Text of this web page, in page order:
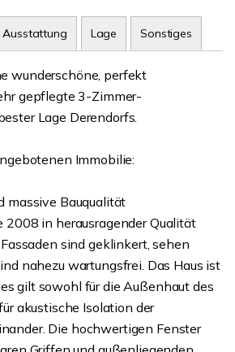
Ausstattung Lage Sonstiges
wunderschöne, perfekt
gepflegte 3-Zimmer-
Lage Derendorfs.
Immobilie:
massive Bauqualität
2008 in herausragender Qualität
sind geklinkert, sehen
nahezu wartungsfrei. Das Haus ist
gilt sowohl für die Außenhaut des
akustische Isolation der
Die hochwertigen Fenster